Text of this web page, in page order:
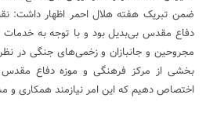
ضمن تبریک هفته هلال احمر اظهار داشت:
دفاع مقدس بی‌بدیل بود و با توجه به خدمات
مجروحین و جانبازان و زخمی‌های جنگی در
بخشی از مرکز فرهنگی و موزه دفاع مقدس
اختصاص دهیم که این امر نیازمند همکاری